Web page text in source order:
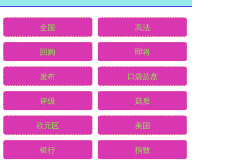
全国 高法
回购 即将
发布 口袋超盘
评级 菇质
欧元区 美国
银行 指数